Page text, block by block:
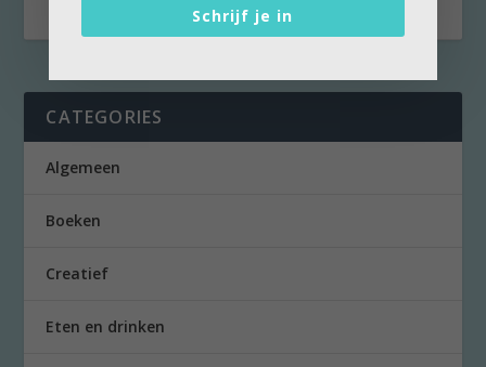
CATEGORIES
Algemeen
Boeken
Creatief
Eten en drinken
Schrijf je in